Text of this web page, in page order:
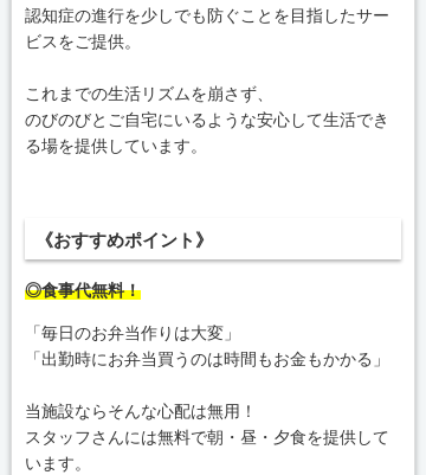
認知症の進行を少しでも防ぐことを目指したサー
ビスをご提供。
これまでの生活リズムを崩さず、
のびのびとご自宅にいるような安心して生活でき
る場を提供しています。
《おすすめポイント》
◎食事代無料！
「毎日のお弁当作りは大変」
「出勤時にお弁当買うのは時間もお金もかかる」
当施設ならそんな心配は無用！
スタッフさんには無料で朝・昼・夕食を提供して
います。